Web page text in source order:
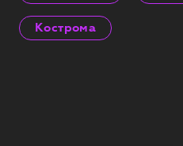
Кострома